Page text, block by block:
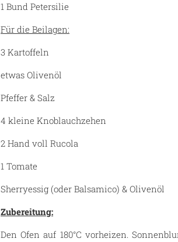
1 Bund Petersilie
Für die Beilagen:
3 Kartoffeln
etwas Olivenöl
Pfeffer & Salz
4 kleine Knoblauchzehen
2 Hand voll Rucola
1 Tomate
Sherryessig (oder Balsamico) & Olivenöl
Zubereitung:
Den Ofen auf 180°C vorheizen.